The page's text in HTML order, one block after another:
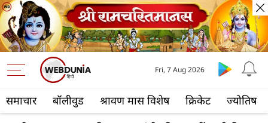
समाचार बॉलीवुड श्रावण मास विशेष क्रिकेट ज्योतिष
Fri, 7 Aug 2026